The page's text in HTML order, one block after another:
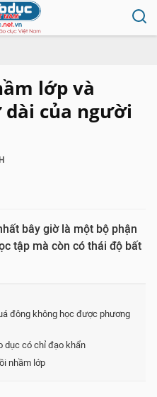
lớp và
của người
bây giờ là một bộ phận
tập mà còn có thái độ bất
đông không học được phương
dục có chỉ đạo khẩn
nhầm lớp